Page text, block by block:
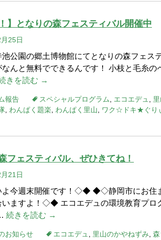
】となりの森フェスティバル開催中
25日
公園の郷土博物館にてとなりの森フェス
なんと無料でできるんです！ 小枝と毛糸の
きを読む →
報告 スペシャルプログラム エコエデュ
わんぱく題楽 わんぱく里山 ワク☆ドキ★ぐり
フェスティバル、ぜひきてね！
21日
今週末開催です！◇◆ ◆◇静岡市にお住ま
いますよ！◇◆ エコエデュの環境教育プロ
続きを読む →
お知らせ エコエデュ 里山のかやねずみ